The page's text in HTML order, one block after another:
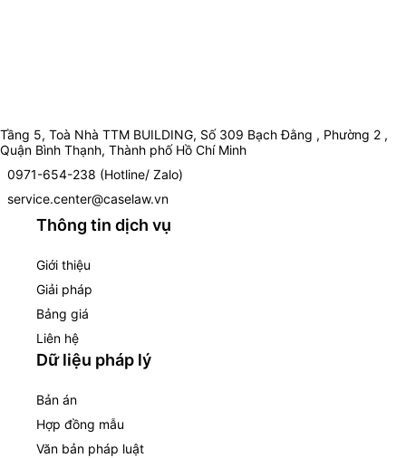
Tầng 5, Toà Nhà TTM BUILDING, Số 309 Bạch Đằng , Phường 2 ,
Quận Bình Thạnh, Thành phố Hồ Chí Minh
0971-654-238 (Hotline/ Zalo)
service.center@caselaw.vn
Thông tin dịch vụ
Giới thiệu
Giải pháp
Bảng giá
Liên hệ
Dữ liệu pháp lý
Bản án
Hợp đồng mẫu
Văn bản pháp luật